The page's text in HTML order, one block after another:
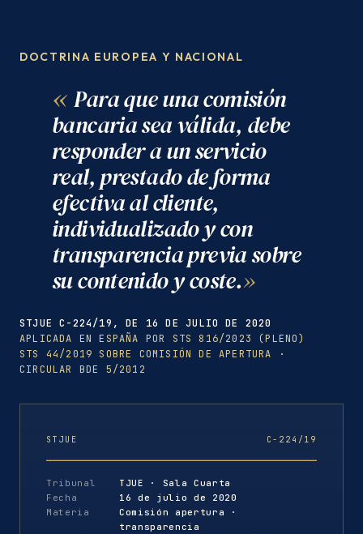
DOCTRINA EUROPEA Y NACIONAL
Para que una comisión
bancaria sea válida, debe
responder a un servicio
real, prestado de forma
efectiva al cliente,
individualizado y con
transparencia previa sobre
su contenido y coste.
STJUE C-224/19, DE 16 DE JULIO DE 2020
APLICADA EN ESPAÑA POR STS 816/2023 (PLENO)
STS 44/2019 SOBRE COMISIÓN DE APERTURA ·
CIRCULAR BDE 5/2012
STJUE C-224/19
Tribunal
TJUE · Sala Cuarta
Fecha
16 de julio de 2020
Materia
Comisión apertura ·
transparencia